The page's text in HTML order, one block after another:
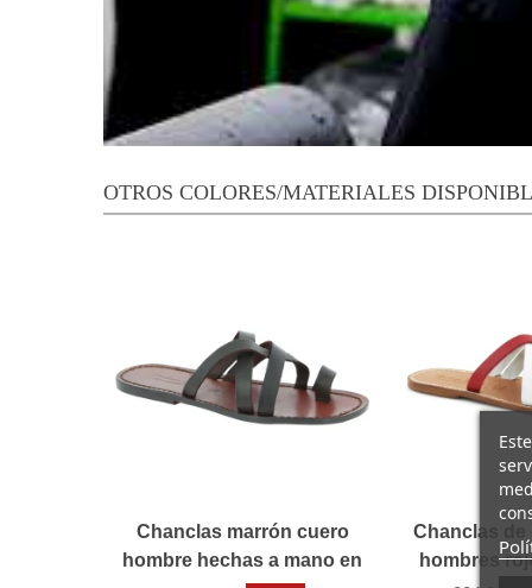
OTROS COLORES/MATERIALES
Chanclas marrón cuero
hombre hechas a mano en
Chanclas de
hombres